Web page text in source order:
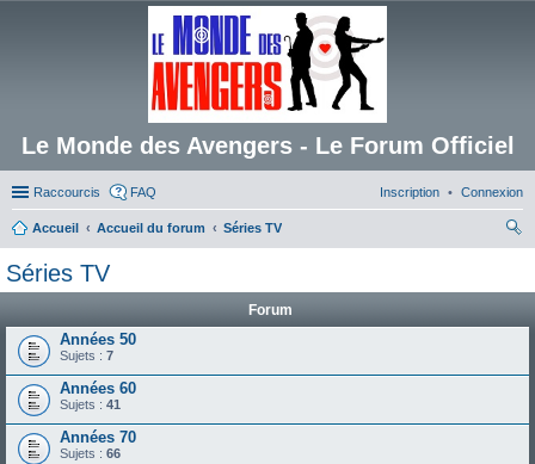
Le Monde des Avengers - Le Forum Officiel
Raccourcis FAQ Connexion
Inscription
Accueil Accueil du forum
Séries TV
Séries TV
Forum
Années 50
Sujets : 7
Années 60
Sujets : 41
Années 70
Sujets : 66